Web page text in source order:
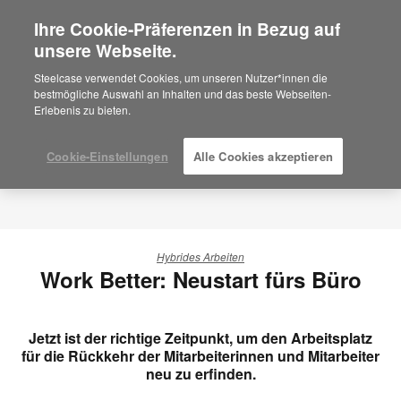
Are you in United States?
Would you like to see Products we sell in
your region?
Americas
Español
Hybrides Arbeiten
Work Better: Neustart fürs Büro
Jetzt ist der richtige Zeitpunkt, um den Arbeitsplatz
für die Rückkehr der Mitarbeiterinnen und Mitarbeiter
neu zu erfinden.
Ihre Cookie-Präferenzen in Bezug auf
unsere Webseite.
Steelcase verwendet Cookies, um unseren Nutzer*innen die
bestmögliche Auswahl an Inhalten und das beste Webseiten-
Erlebenis zu bieten.
Cookie-Einstellungen Alle Cookies akzeptieren